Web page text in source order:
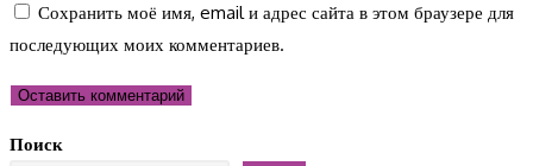
имя
пользователя,
чтобы
адрес,
чтобы
прокомментировать
вашего
веб-
сайта
Сохранить моё имя, email и адрес сайта в этом браузере для
последующих моих комментариев.
Поиск